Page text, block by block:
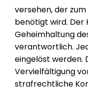
versehen, der
benötigt wird. Der
Geheimhaltung
verantwortlich.
eingelöst
Vervielfältigung
strafrechtliche